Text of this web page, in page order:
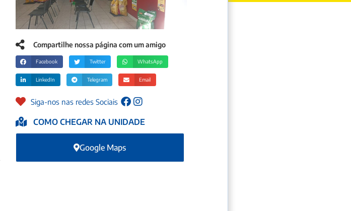
Compartilhe nossa página com um amigo
Facebook Twitter WhatsApp
LinkedIn Telegram Email
Siga-nos nas redes Sociais
COMO CHEGAR NA UNIDADE
Google Maps